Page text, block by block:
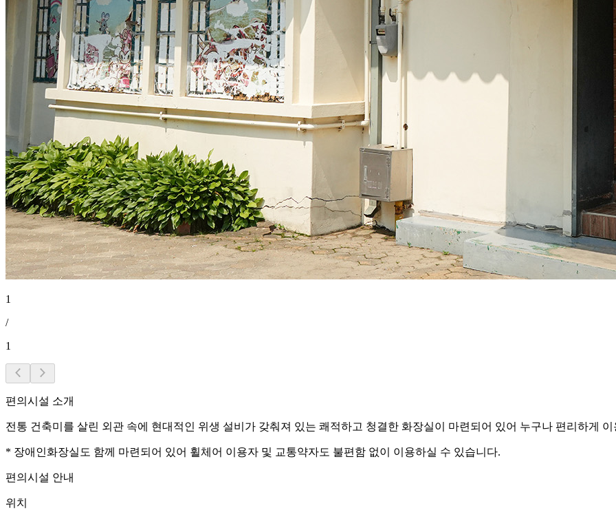
1
/
1
편의시설 소개
전통 건축미를 살린 외관 속에 현대적인 위생 설비가 갖춰져 있는 쾌적하고 청결한 화장실이 마련되어 있어 누구나 편리하게
* 장애인화장실도 함께 마련되어 있어 휠체어 이용자 및 교통약자도 불편함 없이 이용하실 수 있습니다.
편의시설 안내
위치